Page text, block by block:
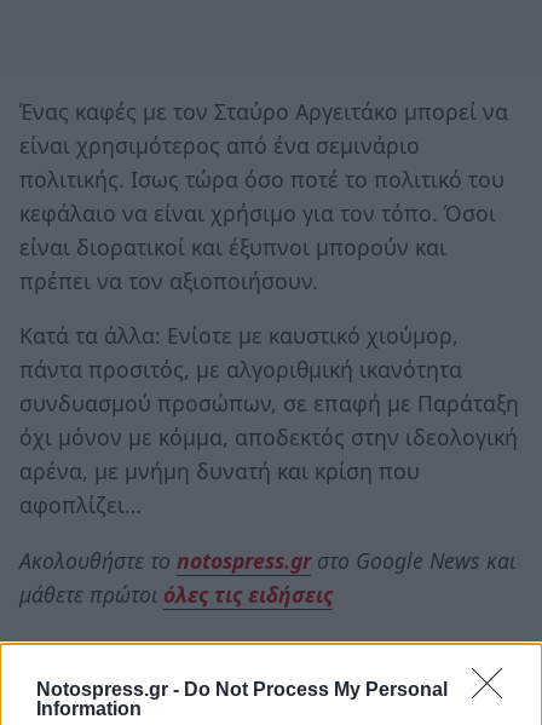
Notospress.gr - Do Not Process My Personal
Information
Ένας καφές με τον Σταύρο Αργειτάκο μπορεί να
είναι χρησιμότερος από ένα σεμινάριο
πολιτικής. Ισως τώρα όσο ποτέ το πολιτικό του
κεφάλαιο να είναι χρήσιμο για τον τόπο. Όσοι
είναι διορατικοί και έξυπνοι μπορούν και
πρέπει να τον αξιοποιήσουν.
Κατά τα άλλα: Ενίοτε με καυστικό χιούμορ,
πάντα προσιτός, με αλγοριθμική ικανότητα
συνδυασμού προσώπων, σε επαφή με Παράταξη
όχι μόνον με κόμμα, αποδεκτός στην ιδεολογική
αρένα, με μνήμη δυνατή και κρίση που
αφοπλίζει…
Ακολουθήστε το notospress.grστο Google News και
μάθετε πρώτοι όλες τις ειδήσεις
TAGS: ΣΠΑΡΤΗ
ΑΥΤΟΔΙΟΙΚΗΣΗ